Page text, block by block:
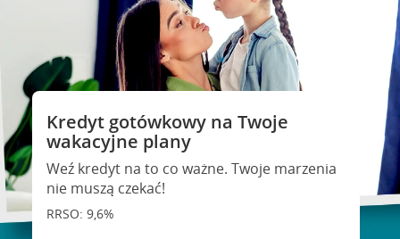
Kredyt gotówkowy na Twoje
wakacyjne plany
Weź kredyt na to co ważne. Twoje marzenia
nie muszą czekać!
RRSO: 9,6%